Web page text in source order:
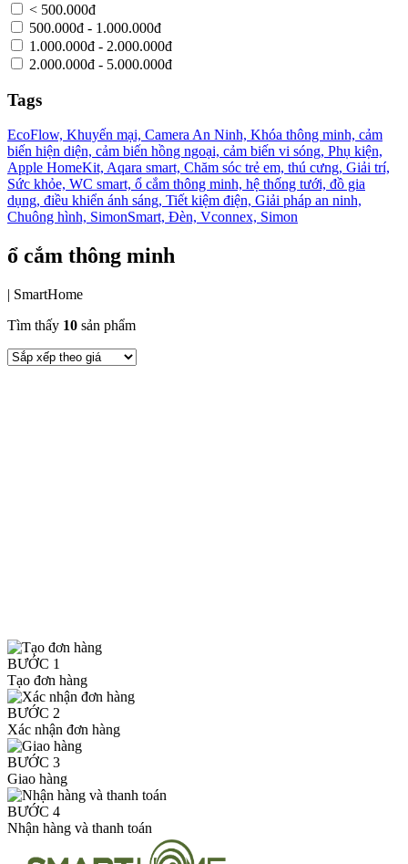
< 500.000đ
500.000đ - 1.000.000đ
1.000.000đ - 2.000.000đ
2.000.000đ - 5.000.000đ
Tags
EcoFlow, Khuyến mại, Camera An Ninh, Khóa thông minh, cảm
biến hiện diện, cảm biến hồng ngoại, cảm biến vi sóng, Phụ kiện,
Apple HomeKit, Aqara smart, Chăm sóc trẻ em, thú cưng, Giải trí,
Sức khỏe, WC smart, ổ cắm thông minh, hệ thống tưới, đồ gia
dụng, điều khiển ánh sáng, Tiết kiệm điện, Giải pháp an ninh,
Chuông hình, SimonSmart, Đèn, Vconnex, Simon
ổ cắm thông minh
| SmartHome
Tìm thấy 10 sản phẩm
BƯỚC 1
Tạo đơn hàng
BƯỚC 2
Xác nhận đơn hàng
BƯỚC 3
Giao hàng
BƯỚC 4
Nhận hàng và thanh toán